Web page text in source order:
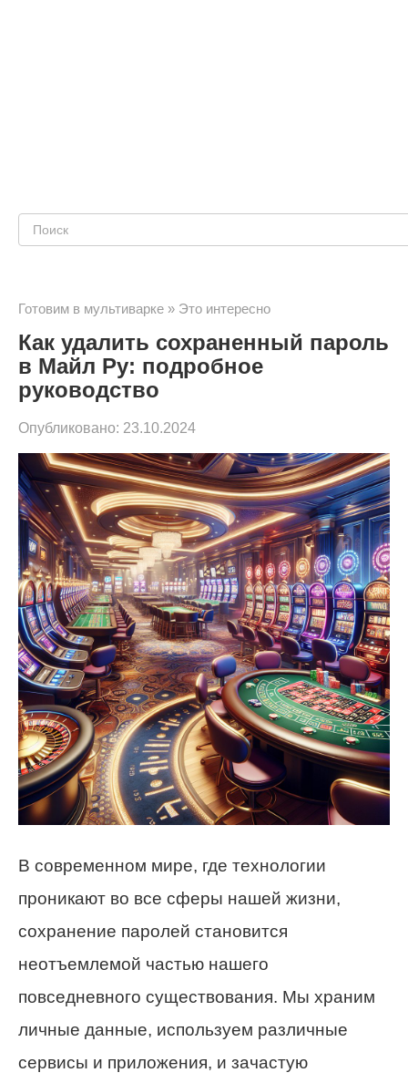
Поиск:
Готовим в мультиварке » Это интересно
Как удалить сохраненный пароль
в Майл Ру: подробное
руководство
Опубликовано: 23.10.2024
В современном мире, где технологии
проникают во все сферы нашей жизни,
сохранение паролей становится
неотъемлемой частью нашего
повседневного существования. Мы храним
личные данные, используем различные
сервисы и приложения, и зачастую